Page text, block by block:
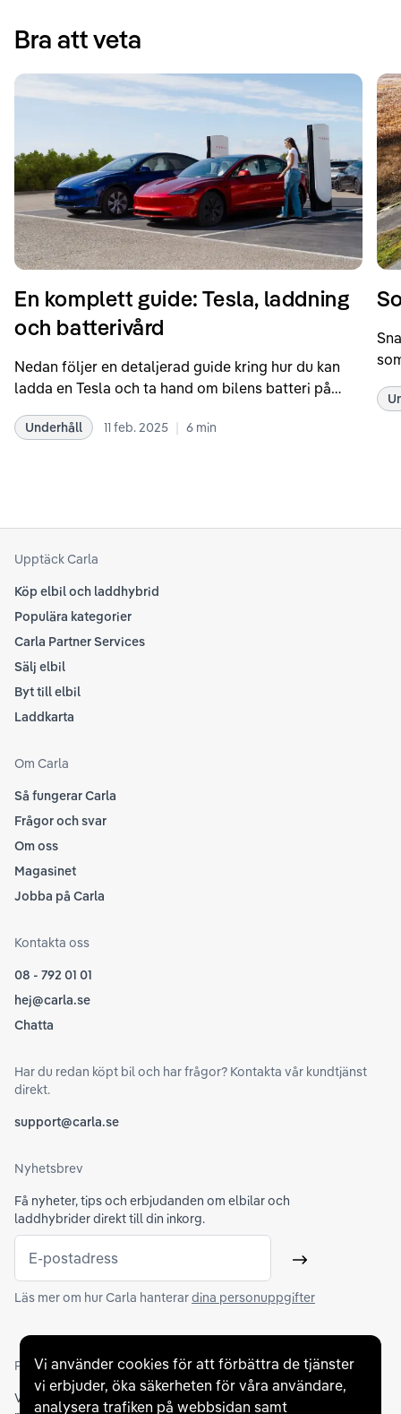
Vi använder cookies för att förbättra de tjänster
vi erbjuder, öka säkerheten för våra användare,
analysera trafiken på webbsidan samt
Bra att veta
En komplett guide: Tesla, laddning
och batterivård
Nedan följer en detaljerad guide kring hur du kan
ladda en Tesla och ta hand om bilens batteri på
rekommendationer samt våra egna erfarenheter
Underhåll 11 feb. 2025 | 6 min
att
Upptäck Carla
Köp elbil och laddhybrid
Populära kategorier
Carla Partner Services
Sälj elbil
Byt till elbil
Laddkarta
Om Carla
Så fungerar Carla
Frågor och svar
Om oss
Magasinet
Jobba på Carla
Kontakta oss
08 - 792 01 01
hej@carla.se
Chatta
Har du redan köpt bil och har frågor? Kontakta vår kundtjänst
direkt.
support@carla.se
Nyhetsbrev
Få nyheter, tips och erbjudanden om elbilar och
laddhybrider direkt till din inkorg.
E-postadress Skicka
Läs mer om hur Carla hanterardina personuppgifter
Partners och betallösningar
Vi samarbetar med
flertalet banker
för att erbjuda dig bästa